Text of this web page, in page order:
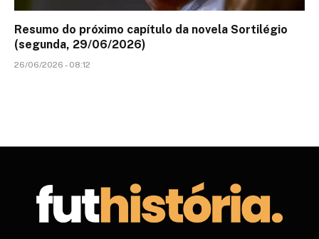
Resumo do próximo capítulo da novela Sortilégio
(segunda, 29/06/2026)
26/06/2026 - 08:12